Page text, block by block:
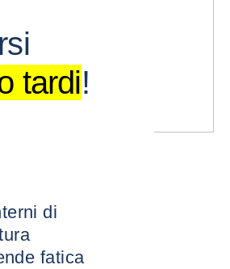
tardi!
di
fatica